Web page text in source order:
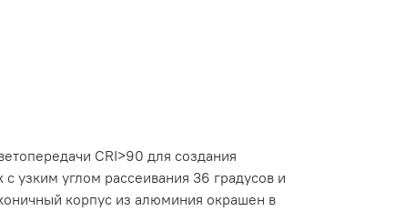
CRI>90 для создания
узким углом рассеивания 36 градусов и
корпус из алюминия окрашен в